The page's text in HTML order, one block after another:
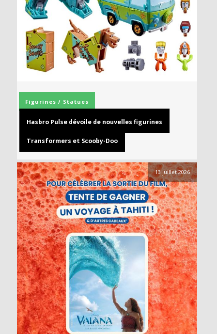
Figurines / Statues
Hasbro Pulse dévoile de nouvelles figurines
Transformers et Scooby-Doo
13 juillet 2026